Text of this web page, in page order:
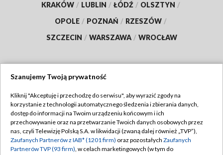
KRAKÓW / LUBLIN / ŁÓDŹ / OLSZTYN /
OPOLE / POZNAŃ / RZESZÓW /
SZCZECIN / WARSZAWA / WROCŁAW
TVP
Abonament TVP
Emisja w TVP
Regulamin TVP
Polityka prywatności
Szanujemy Twoją prywatność
Kliknij "Akceptuję i przechodzę do serwisu", aby wyrazić zgody na
korzystanie z technologii automatycznego śledzenia i zbierania danych,
dostęp do informacji na Twoim urządzeniu końcowym i ich
przechowywanie oraz na przetwarzanie Twoich danych osobowych przez
nas, czyli Telewizję Polską S.A. w likwidacji (zwaną dalej również „TVP”),
Zaufanych Partnerów z IAB* (1201 firm) oraz pozostałych Zaufanych
Partnerów TVP (93 firm), w celach marketingowych (w tym do